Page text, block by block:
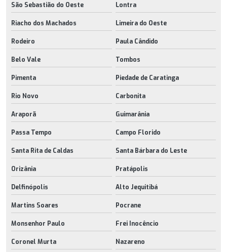
São Sebastião do Oeste Lontra
Riacho dos Machados Limeira do Oeste
Rodeiro Paula Cândido
Belo Vale Tombos
Pimenta Piedade de Caratinga
Rio Novo Carbonita
Araporã Guimarânia
Passa Tempo Campo Florido
Santa Rita de Caldas Santa Bárbara do Leste
Orizânia Pratápolis
Delfinópolis Alto Jequitibá
Martins Soares Pocrane
Monsenhor Paulo Frei Inocêncio
Coronel Murta Nazareno